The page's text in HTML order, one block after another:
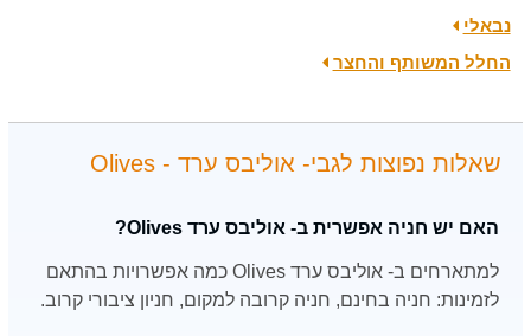
נבאלי
החלל המשותף והחצר
שאלות נפוצות לגבי- אוליבס ערד - Olives
האם יש חניה אפשרית ב- אוליבס ערד Olives?
למתארחים ב- אוליבס ערד Olives כמה אפשרויות בהתאם
לזמינות: חניה בחינם, חניה קרובה למקום, חניון ציבורי קרוב.